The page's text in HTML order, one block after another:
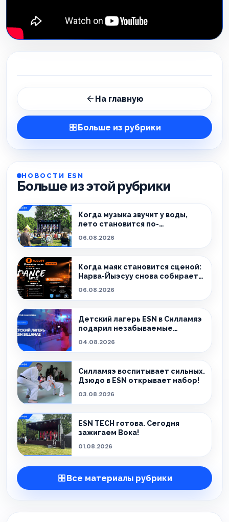
На главную
Больше из рубрики
НОВОСТИ ESN
Больше из этой рубрики
Когда музыка звучит у воды,
лето становится по-
06.08.2026
Когда маяк становится сценой:
Нарва-Йыэсуу снова собирает
06.08.2026
Детский лагерь ESN в Силламяэ
подарил незабываемые
04.08.2026
Силламяэ воспитывает сильных.
Дзюдо в ESN открывает набор!
03.08.2026
ESN TECH готова. Сегодня
зажигаем Вока!
01.08.2026
Все материалы рубрики